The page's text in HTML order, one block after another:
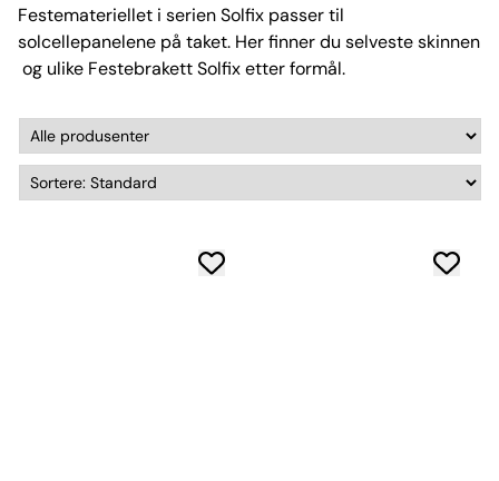
Festemateriellet i serien Solfix passer til
solcellepanelene på taket. Her finner du selvesteskinnen
og ulike Festebrakett Solfixetter formål.